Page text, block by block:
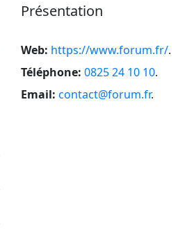
Présentation
Web: https://www.forum.fr/.
Téléphone: 0825 24 10 10.
Email: contact@forum.fr.